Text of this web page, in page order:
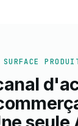
SURFACE
seule